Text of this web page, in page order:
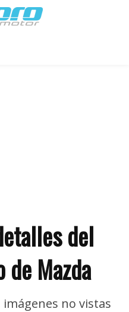
del
Mazda
no vistas